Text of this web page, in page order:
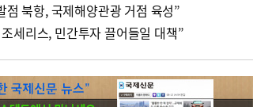
점 북항, 국제해양관광 거점 육성”
세리스, 민간투자 끌어들일 대책”